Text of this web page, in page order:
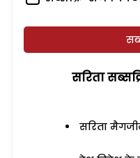
सरिता
सरिता